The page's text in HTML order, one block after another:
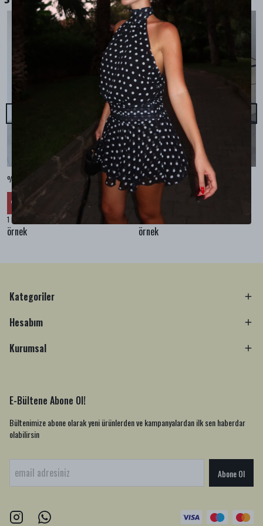
%100 KETEN CEPLİ ŞALVAR PANTOLON - Bej
%
₺ 2,299.99
₺ 1,609.99
1 Renk 4 Beden
örnek
%100 KETEN SALAŞ GÖMLEK - Bej
₺ 2,099.99
1 Renk 4 Beden
örnek
Kategoriler
Hesabım
Kurumsal
E-Bültene Abone Ol!
Bültenimize abone olarak yeni ürünlerden ve kampanyalardan ilk sen haberdar
olabilirsin
Abone Ol